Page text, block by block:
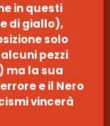
in questi
di giallo),
solo
pezzi
ma la sua
e il Nero
vincerà